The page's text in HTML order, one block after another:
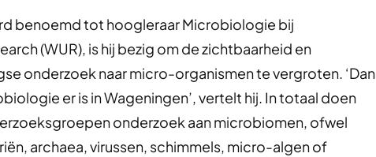
benoemd tot hoogleraar Microbiologie bij
(WUR), is hij bezig om de zichtbaarheid en
onderzoek naar micro-organismen te vergroten. ‘Dan
er is in Wageningen’, vertelt hij. In totaal doen
onderzoek aan microbiomen, ofwel
archaea, virussen, schimmels, micro-algen of